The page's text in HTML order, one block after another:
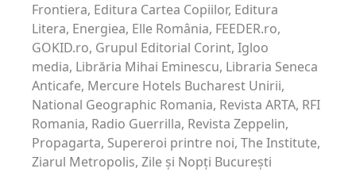
Frontiera, Editura Cartea Copiilor, Editura
Litera, Energiea, Elle România, FEEDER.ro,
GOKID.ro, Grupul Editorial Corint, Igloo
media, Librăria Mihai Eminescu, Libraria Seneca
Anticafe, Mercure Hotels Bucharest Unirii,
National Geographic Romania, Revista ARTA, RFI
Romania, Radio Guerrilla, Revista Zeppelin,
Propagarta, Supereroi printre noi, The Institute,
Ziarul Metropolis, Zile și Nopți București